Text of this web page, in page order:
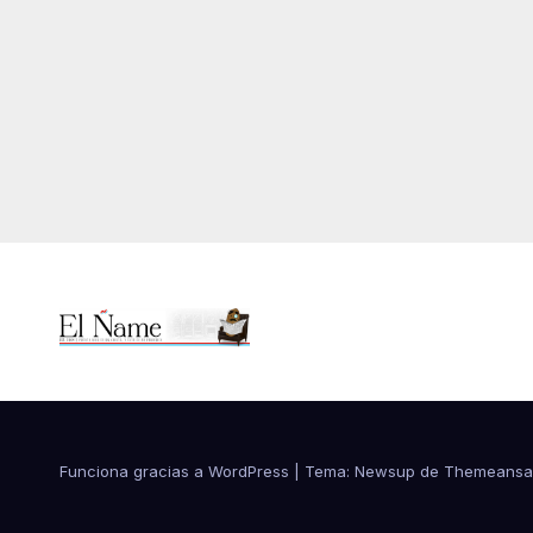
Funciona gracias a WordPress Tema: Newsup de